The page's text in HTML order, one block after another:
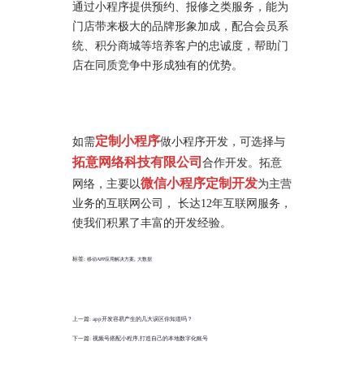
通过小程序提供预约、报修之类服务，能为
门店带来极大的品牌形象加成，配合会员系
统、积分商城等培养客户的忠诚度，帮助门
店在同质竞争中形成独有的优势。
如需定制小程序做小程序开发，可选择与
拓意网络科技有限公司 合作开发。拓意
网络，主要以微信小程序定制开发为主营
业务的互联网公司， 长达12年互联网服务，
使我们积累了丰富的开发经验。
标签: 移动APP应用解决方案 大数据
上一篇: app开发容易产生的几大误区你知道吗？
下一篇: 视频号搭配小程序,打造自己的本地数字化账号